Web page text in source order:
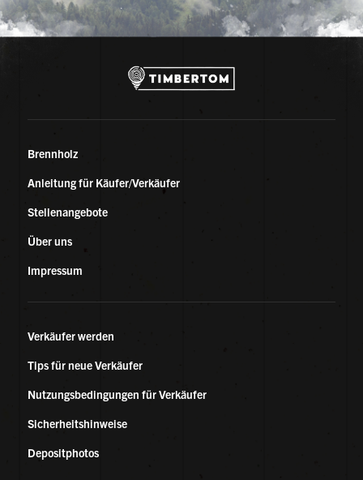
Brennholz
Anleitung für Käufer/Verkäufer
Stellenangebote
Über uns
Impressum
Verkäufer werden
Tips für neue Verkäufer
Nutzungsbedingungen für Verkäufer
Sicherheitshinweise
Depositphotos